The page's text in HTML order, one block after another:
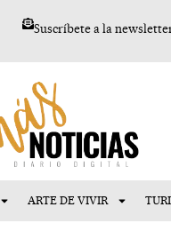
Suscríbete a la
ARTE DE VIVIR